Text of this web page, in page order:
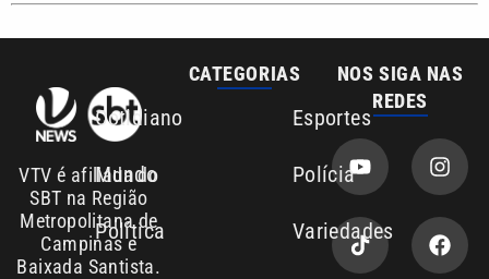
VTV é afiliada do
SBT na Região
Metropolitana de
Campinas e
Baixada Santista.
CATEGORIAS
Cotidiano Esportes
Mundo Polícia
Política Variedades
NOS SIGA NAS
REDES